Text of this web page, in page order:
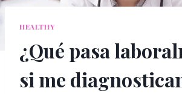
HEALTHY
¿Qué pasa
si me